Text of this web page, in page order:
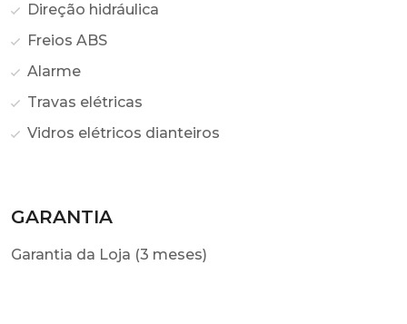
Direção hidráulica
Freios ABS
Alarme
Travas elétricas
Vidros elétricos dianteiros
GARANTIA
Garantia da Loja (3 meses)